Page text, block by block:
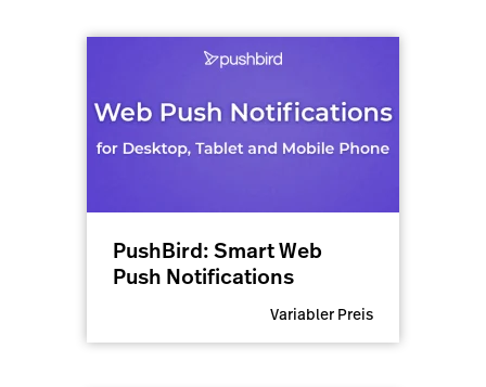
PushBird: Smart Web
Push Notifications
Variabler Preis